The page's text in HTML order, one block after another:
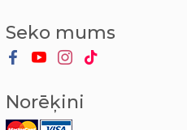
Seko mums
Norēķini